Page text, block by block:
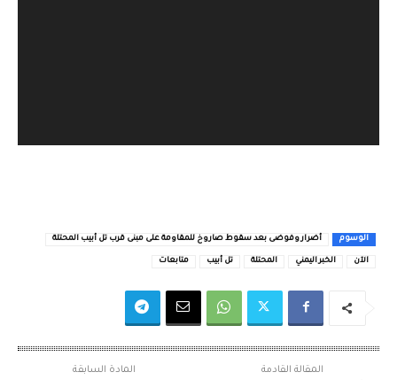
الوسوم أضرار وفوضى بعد سقوط صاروخ للمقاومة على مبنى قرب تل أبيب المحتلة
الآن الخبر اليمني المحتلة تل أبيب متابعات
المادة السابقة
المقالة القادمة